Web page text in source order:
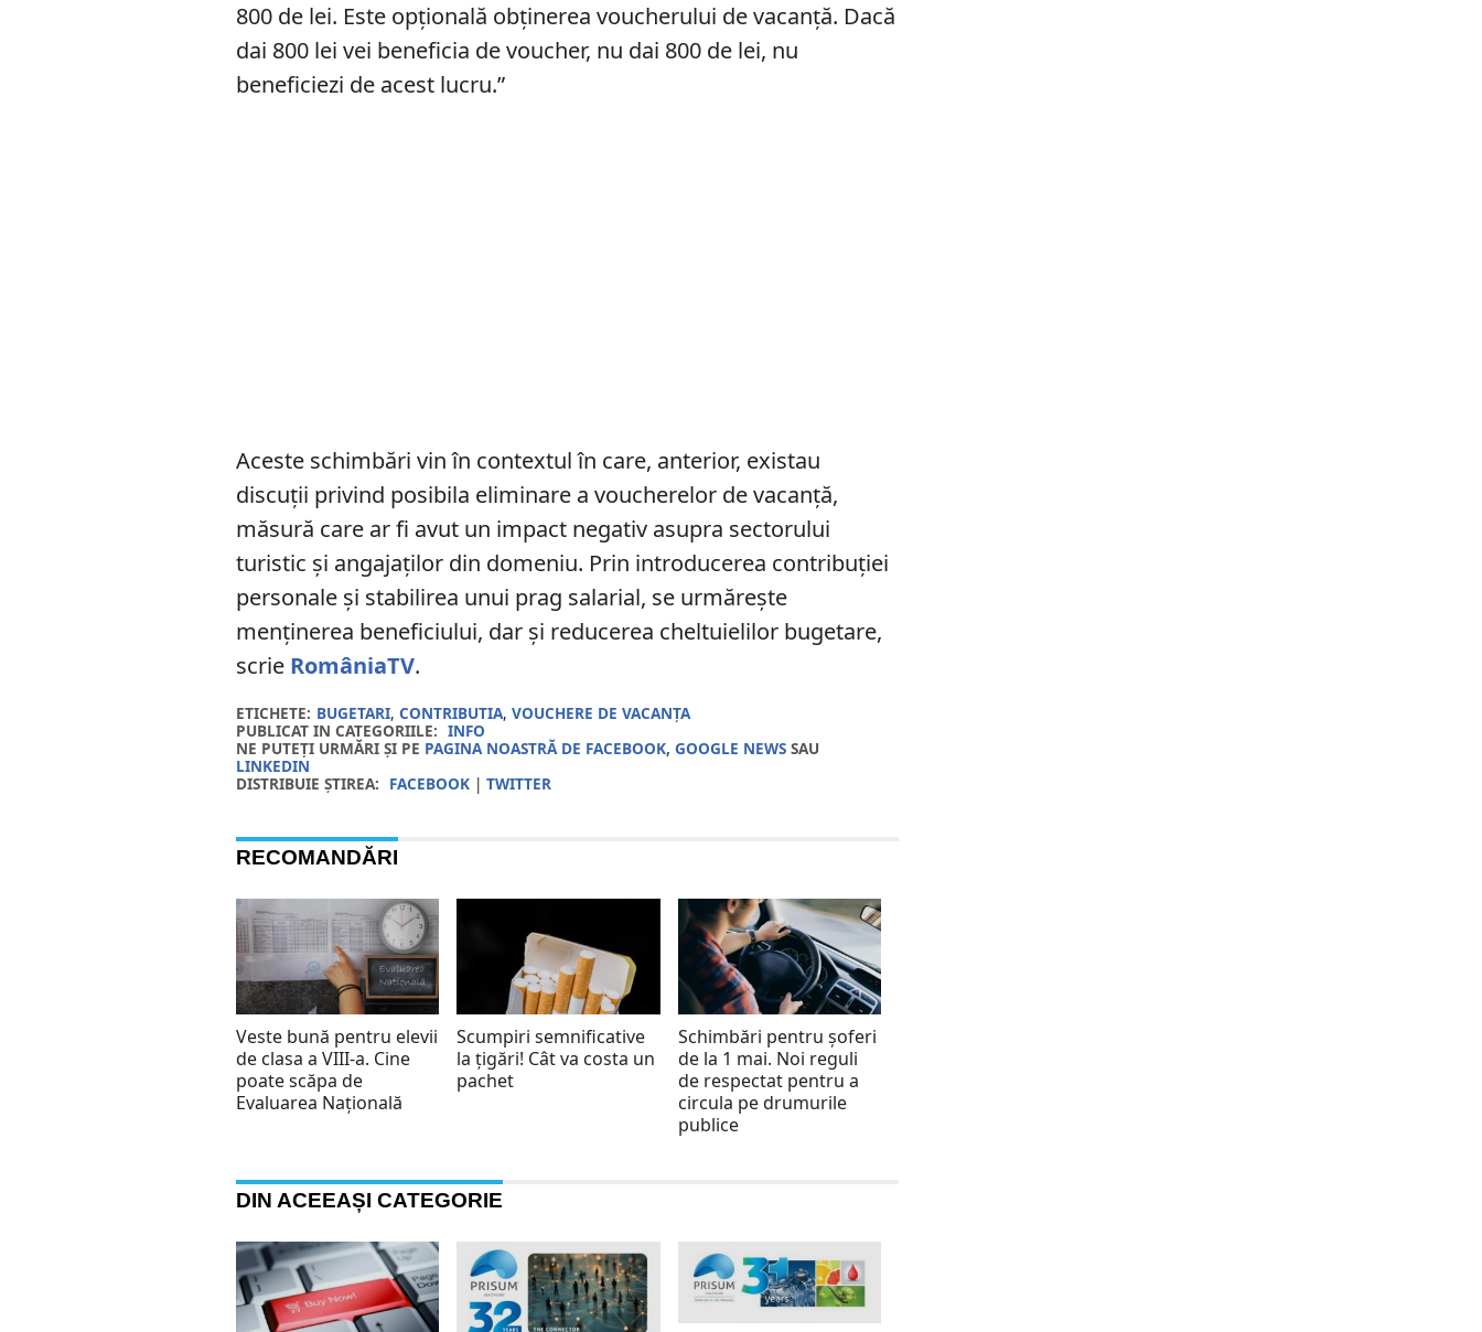
800 de lei. Este opțională obținerea voucherului de vacanță. Dacă
dai 800 lei vei beneficia de voucher, nu dai 800 de lei, nu
beneficiezi de acest lucru.”
Aceste schimbări vin în contextul în care, anterior, existau
discuții privind posibila eliminare a voucherelor de vacanță,
măsură care ar fi avut un impact negativ asupra sectorului
turistic și angajaților din domeniu. Prin introducerea contribuției
personale și stabilirea unui prag salarial, se urmărește
menținerea beneficiului, dar și reducerea cheltuielilor bugetare,
scrie RomâniaTV.
ETICHETE: BUGETARI,CONTRIBUTIA,VOUCHERE DE VACANȚA
PUBLICAT IN CATEGORIILE: INFO
NE PUTEȚI URMĂRI ȘI PE PAGINA NOASTRĂ DE FACEBOOK,GOOGLE NEWS SAU
LINKEDIN
DISTRIBUIE ȘTIREA: FACEBOOK |TWITTER
RECOMANDĂRI
Veste bună pentru elevii
de clasa a VIII-a. Cine
poate scăpa de
Evaluarea Națională
Scumpiri semnificative
la țigări! Cât va costa un
pachet
Schimbări pentru șoferi
de la 1 mai. Noi reguli
de respectat pentru a
circula pe drumurile
publice
DIN ACEEAȘI CATEGORIE